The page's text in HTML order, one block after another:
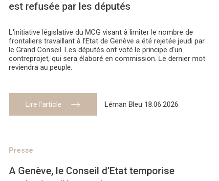
est refusée par les députés
L'initiative législative du MCG visant à limiter le nombre de
frontaliers travaillant à l'Etat de Genève a été rejetée jeudi par
le Grand Conseil. Les députés ont voté le principe d'un
contreprojet, qui sera élaboré en commission. Le dernier mot
reviendra au peuple.
Lire l’article Léman Bleu 18.06.2026
Presse
A Genève, le Conseil d’Etat temporise